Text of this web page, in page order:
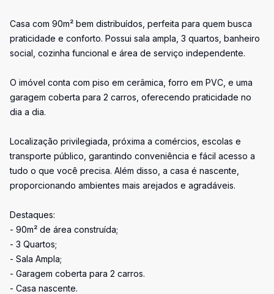
Casa com 90m² bem distribuídos, perfeita para quem busca
praticidade e conforto. Possui sala ampla, 3 quartos, banheiro
social, cozinha funcional e área de serviço independente.
O imóvel conta com piso em cerâmica, forro em PVC, e uma
garagem coberta para 2 carros, oferecendo praticidade no
dia a dia.
Localização privilegiada, próxima a comércios, escolas e
transporte público, garantindo conveniência e fácil acesso a
tudo o que você precisa. Além disso, a casa é nascente,
proporcionando ambientes mais arejados e agradáveis.
Destaques:
- 90m² de área construída;
- 3 Quartos;
- Sala Ampla;
- Garagem coberta para 2 carros.
- Casa nascente.